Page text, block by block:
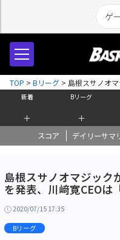
新着
＋
Bリーグ
＋
スコア デイリーサマ
TOP > Bリーグ > 島根スサノオ
表、川﨑寛CEOは「切り捨てる
島根スサノオマジック
を発表、川﨑寛CEOは
2020/07/15 17:35
Bリーグ